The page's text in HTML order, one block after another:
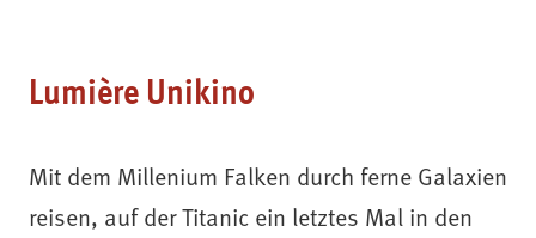
LumièreUnikino
Mit dem Millenium Falken durch ferne Galaxien
reisen, auf der Titanic ein letztes Mal in den